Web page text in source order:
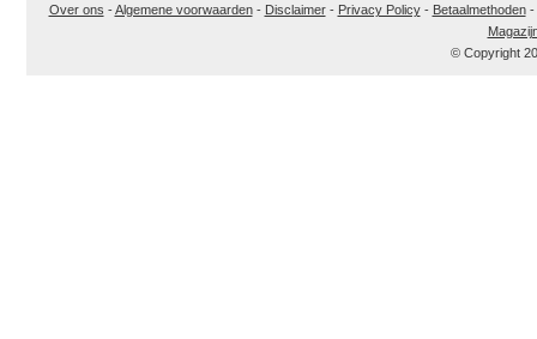
Over ons -Algemene voorwaarden- Disclaimer- Privacy Policy- Betaalmethoden-
© Copyright